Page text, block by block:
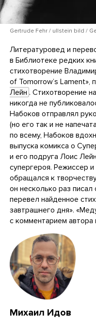
Gertrude Fehr / ullstein bild /
Литературовед и
в Библиотеке редких
стихотворение
of Tomorrowʼs Lament»,
Лейн . Стихотворение
никогда не
Набоков отправлял
(но его так и не
по всему, Набоков
выпуска комикса о
и его подруга Лоис
супергероя. Режиссер
обращался к
он несколько раз
перевел найденное
завтрашнего дня».
с комментарием автора
Михаил Идов